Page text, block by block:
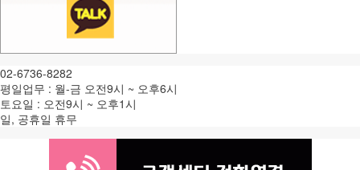
02-6736-8282
평일업무 : 월-금 오전9시 ~ 오후6시
토요일 : 오전9시 ~ 오후1시
일, 공휴일 휴무